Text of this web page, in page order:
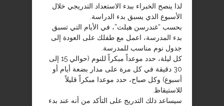
لذا ينصح الخبراء ببدء الاستعداد التدريجي خلال
الأسبوع الذي يسبق بدء الدراسة.
بحسب “غندرسن هيلث”، في الأيام التي تسبق
بدء المدرسة، اعمل مع طفلك على العودة إلى
جدول نوم مناسب للمدرسة.
كل ليلة، حدد موعداً مبكراً للنوم (حوالي 15 إلى
30 دقيقة في كل مرة على مدار بضعة أيام أو
أسبوع) وكل صباح، حدد موعدا مبكراً قليلاً
للاستيقاظ.
سيساعد ذلك التدريج على التأكد من أنه عند بدء